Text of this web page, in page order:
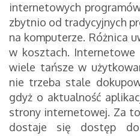
internetowych
zbytnio od tradycyjnych
na komputerze. Różnica
w kosztach. Internetowe
wiele tańsze w
nie trzeba stale
gdyż o aktualność
strony internetowej. Za
dostaje się dostęp do